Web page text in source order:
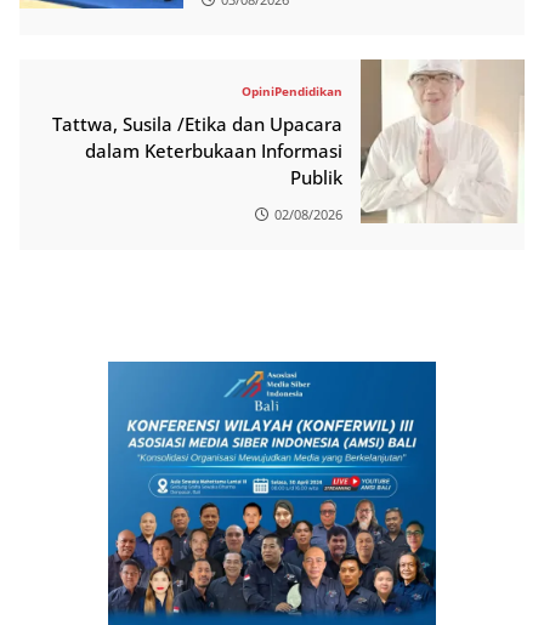
OpiniPendidikan
Tattwa, Susila /Etika dan Upacara
dalam Keterbukaan Informasi
Publik
02/08/2026